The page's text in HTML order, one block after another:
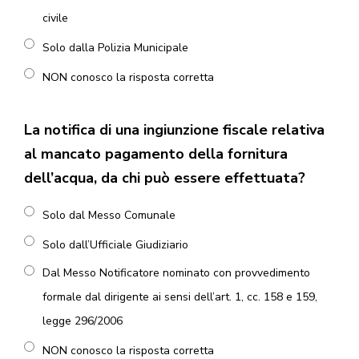
civile
Solo dalla Polizia Municipale
NON conosco la risposta corretta
La notifica di una ingiunzione fiscale relativa
al mancato pagamento della fornitura
dell’acqua, da chi può essere effettuata?
Solo dal Messo Comunale
Solo dall’Ufficiale Giudiziario
Dal Messo Notificatore nominato con provvedimento
formale dal dirigente ai sensi dell’art. 1, cc. 158 e 159,
legge 296/2006
NON conosco la risposta corretta